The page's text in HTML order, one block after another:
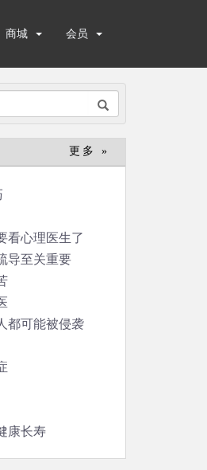
商城 会员
更多 »
看心理医生了
导至关重要
都可能被侵袭
康长寿